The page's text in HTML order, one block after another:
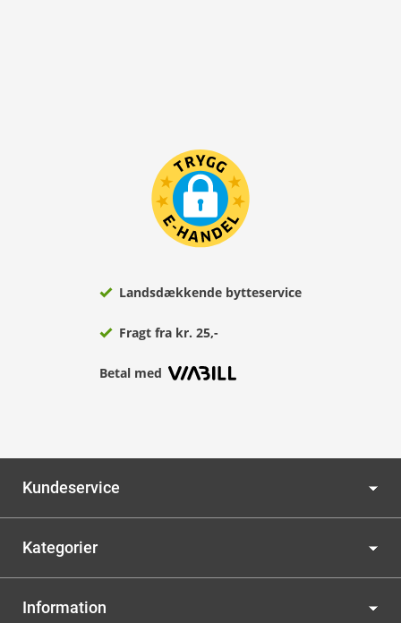
Landsdækkende bytteservice
Fragt fra kr. 25,-
Betal med
Kundeservice
Kategorier
Information